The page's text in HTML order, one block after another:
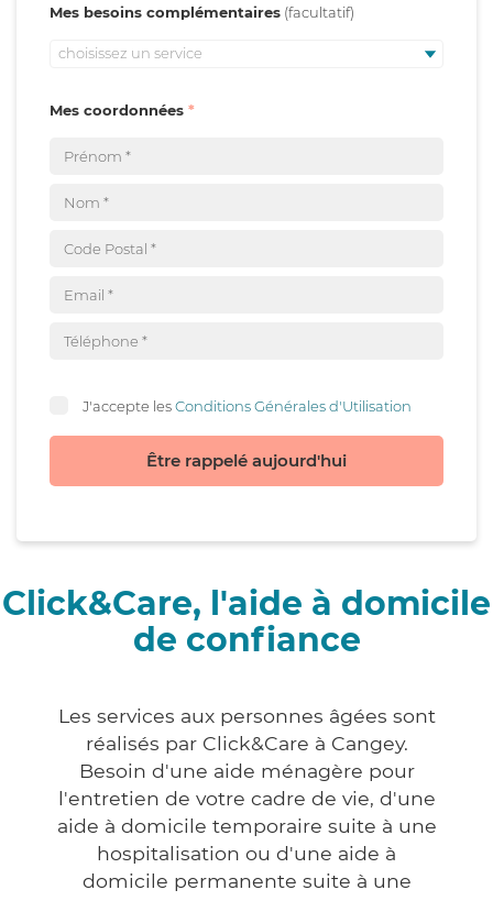
Mes besoins complémentaires
choisissez un service
Mes coordonnées
J'accepte lesConditions Générales d'Utilisation
Être rappelé aujourd'hui
Click&Care, l'aide à domicile
de confiance
Les services aux personnes âgées sont
réalisés par Click&Care à Cangey.
Besoin d'une aide ménagère pour
l'entretien de votre cadre de vie, d'une
aide à domicile temporaire suite à une
hospitalisation ou d'une aide à
domicile permanente suite à une